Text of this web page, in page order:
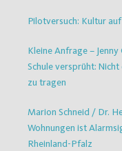
Pilotversuch: Kultur auf
Kleine Anfrage –
Schule versprüht:
zu tragen
Marion Schneid / Dr.
Wohnungen ist
Rheinland-Pfalz